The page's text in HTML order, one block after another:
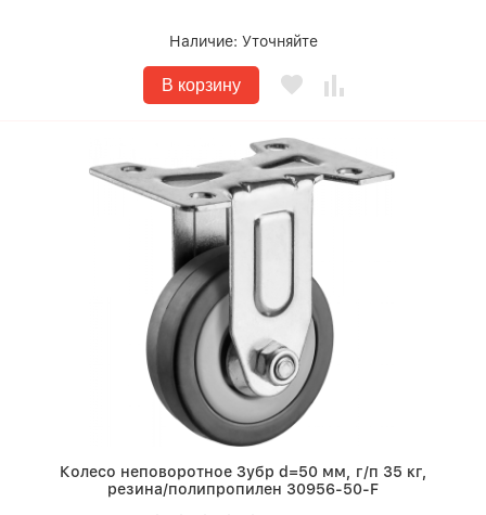
Наличие: Уточняйте
В корзину
Колесо неповоротное Зубр d=50 мм, г/п 35 кг,
резина/полипропилен 30956-50-F